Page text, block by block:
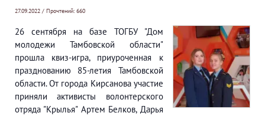
27.09.2022 / Прочтений: 660
26 сентября на базе ТОГБУ "Дом
молодежи Тамбовской области"
прошла квиз-игра, приуроченная к
празднованию 85-летия Тамбовской
области. От города Кирсанова участие
приняли активисты волонтерского
отряда "Крылья" Артем Белков, Дарья